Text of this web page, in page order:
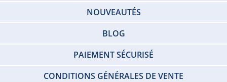
NOUVEAUTÉS
BLOG
PAIEMENT SÉCURISÉ
CONDITIONS GÉNÉRALES DE VENTE